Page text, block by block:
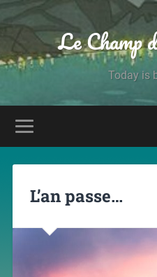
Le Champ
Today is
L’an passe…